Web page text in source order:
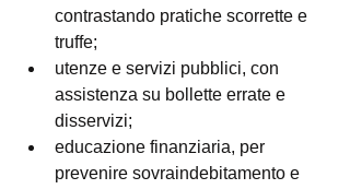
contrastando pratiche scorrette e
truffe;
utenze e servizi pubblici, con
assistenza su bollette errate e
disservizi;
educazione finanziaria, per
prevenire sovraindebitamento e